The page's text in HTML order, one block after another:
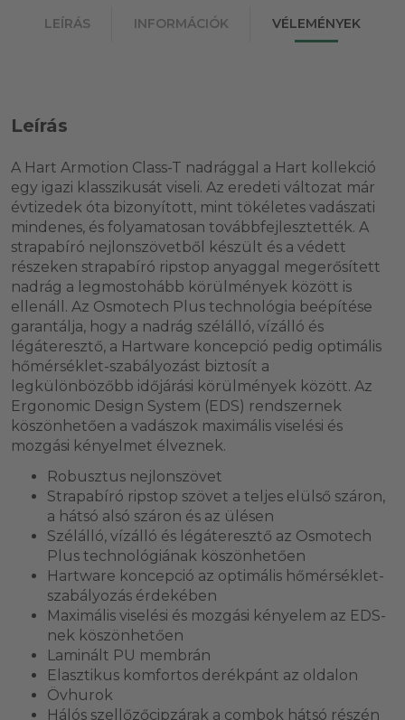
LEÍRÁS INFORMÁCIÓK VÉLEMÉNYEK
Leírás
A Hart Armotion Class-T nadrággal a Hart kollekció
egy igazi klasszikusát viseli. Az eredeti változat már
évtizedek óta bizonyított, mint tökéletes vadászati
mindenes, és folyamatosan továbbfejlesztették. A
strapabíró nejlonszövetből készült és a védett
részeken strapabíró ripstop anyaggal megerősített
nadrág a legmostohább körülmények között is
ellenáll. Az Osmotech Plus technológia beépítése
garantálja, hogy a nadrág szélálló, vízálló és
légáteresztő, a Hartware koncepció pedig optimális
hőmérséklet-szabályozást biztosít a
legkülönbözőbb időjárási körülmények között. Az
Ergonomic Design System (EDS) rendszernek
köszönhetően a vadászok maximális viselési és
mozgási kényelmet élveznek.
Robusztus nejlonszövet
Strapabíró ripstop szövet a teljes elülső száron,
a hátsó alsó száron és az ülésen
Szélálló, vízálló és légáteresztő az Osmotech
Plus technológiának köszönhetően
Hartware koncepció az optimális hőmérséklet-
szabályozás érdekében
Maximális viselési és mozgási kényelem az EDS-
nek köszönhetően
Laminált PU membrán
Elasztikus komfortos derékpánt az oldalon
Övhurok
Hálós szellőzőcipzárak a combok hátsó részén